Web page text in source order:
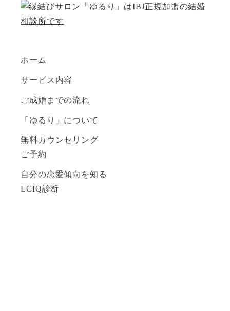
ホーム
サービス内容
ご成婚までの流れ
「ゆるり」について
無料カウンセリング
ご予約
自分の恋愛傾向を知る
LCIQ診断